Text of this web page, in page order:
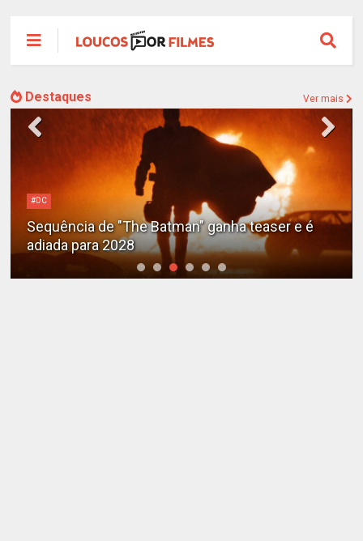
Destaques Ver mais
#DC
Sequência de "The Batman" ganha teaser e é
adiada para 2028